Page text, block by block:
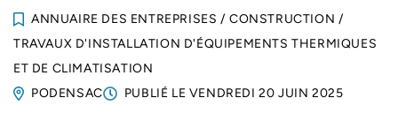
ANNUAIRE DES ENTREPRISES / CONSTRUCTION /
TRAVAUX D'INSTALLATION D'ÉQUIPEMENTS THERMIQUES
ET DE CLIMATISATION
PODENSAC
PUBLIÉ LE VENDREDI 20 JUIN 2025